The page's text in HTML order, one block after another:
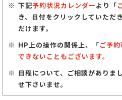
下記予約状況カレンダーより「
き、日付をクリックしていただ
だけます。
HP上の操作の関係上、「ご予
できないこともございます。
日程について、ご相談がありま
せ下さいませ。